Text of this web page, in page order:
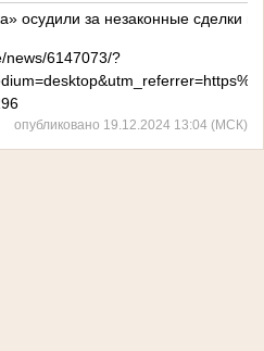
осудили за незаконные сделки
news/6147073/?
опубликовано 19.12.2024 13:04 (МСК)